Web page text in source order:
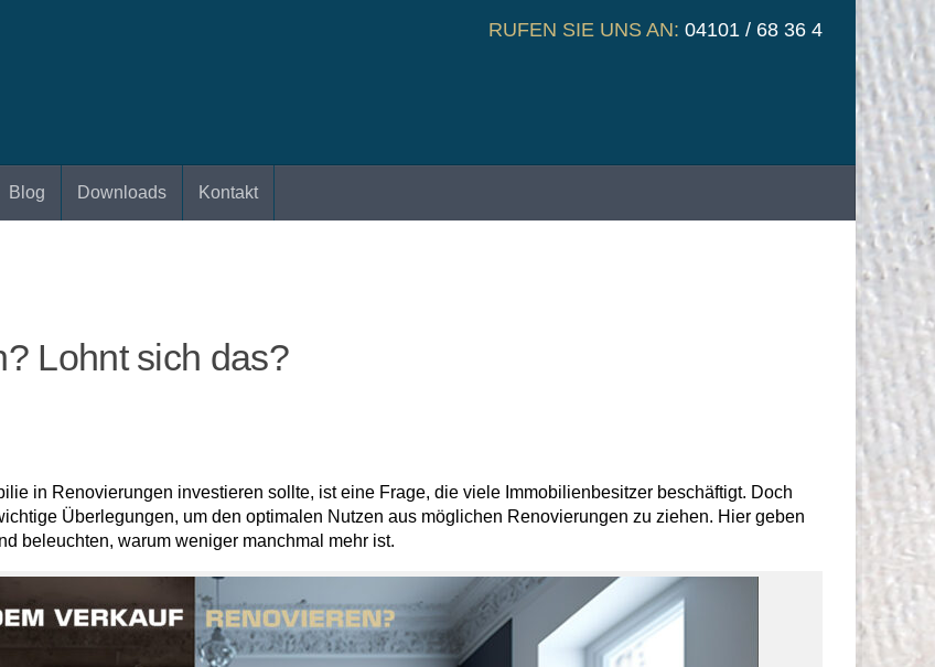
RUFEN SIE UNS AN: 04101 / 68 36 4
Blog Downloads Kontakt
Lohnt sich das?
in Renovierungen investieren sollte, ist eine Frage, die viele Immobilienbesitzer beschäftigt. Doch
Überlegungen, um den optimalen Nutzen aus möglichen Renovierungen zu ziehen. Hier geben
beleuchten, warum weniger manchmal mehr ist.